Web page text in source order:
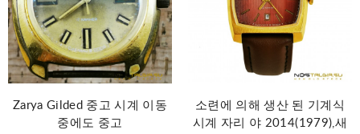
Zarya Gilded 중고 시계 이동
중에도 중고
소련에 의해 생산 된 기계식
시계 자리 야 2014(1979),새